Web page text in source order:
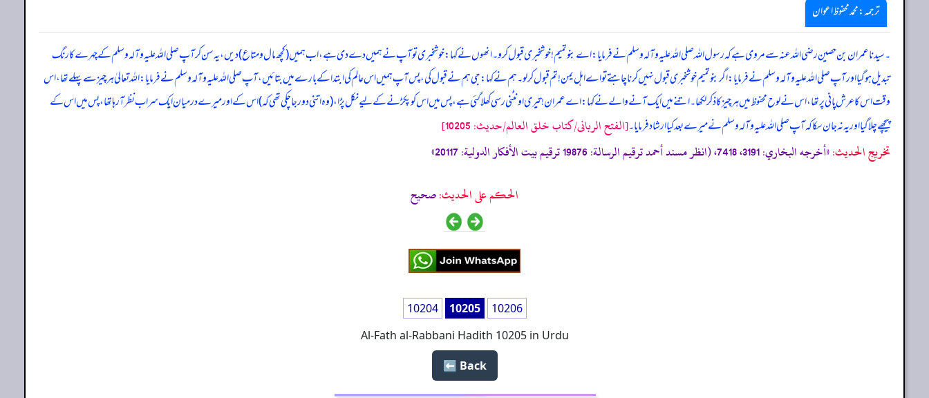
ترجمہ:محمد محفوظ اعوان
۔ سیدنا عمران بن حصین رضی اللہ عنہ سے مروی ہے کہ رسول اللہ صلی اللہ علیہ وآلہ وسلم نے فرمایا: اے بنو تمیم! خوشخبری قبول کرو۔ انھوں نے کہا: خوشخبری تو آپ نے ہمیں دے دی ہے، اب ہمیں (کچھ مال و متاع) دیں،یہ سن کر آپ صلی اللہ علیہ وآلہ وسلم کے چہرے کا رنگ
تبدیل ہو گیا اور آپ صلی اللہ علیہ وآلہ وسلم نے فرمایا: اگر بنو تمیم خوشخبری قبول نہیں کرنا چاہتے تو اے اہل یمن! تم قبول کر لو۔ ہم نے کہا: جی ہم نے قبول کی، پس آپ ہمیں اس عالم کی ابتدا کے بارے میں بتائیں، آپ صلی اللہ علیہ وآلہ وسلم نے فرمایا: اللہ تعالیٰ ہر چیز سے پہلے تھا، اس
وقت اس کا عرش پانی پر تھا، اس نے لوح محفوظ میں ہر چیز کا ذکر لکھا۔ اتنے میں ایک آنے والے نے کہا: اے عمران! تیری اونٹنی رسی کھلا گئی ہے، پس میں اس کو پکڑنے کے لیے نکل پڑا، (وہ اتنی دور جا چکی تھی کہ) اس کے اور میرے درمیان ایک سراب نظر آ رہا تھا، پس میں اس کے
پیچھے چلا گیا اور یہ نہ جان سکا کہ آپ صلی اللہ علیہ وآلہ وسلم نے میرے بعد کیا ارشاد فرمایا۔[الفتح الربانی/كتاب خلق العالم/حدیث: 10205]
تخریج الحدیث:«أخرجه البخاري: 3191، 7418، (انظر مسند أحمد ترقيم الرسالة: 19876 ترقیم بيت الأفكار الدولية: 20117»
الحكم على الحديث:صحیح
10204 10205
10206
Al-Fath al-Rabbani Hadith 10205 in Urdu
Back ⬅️